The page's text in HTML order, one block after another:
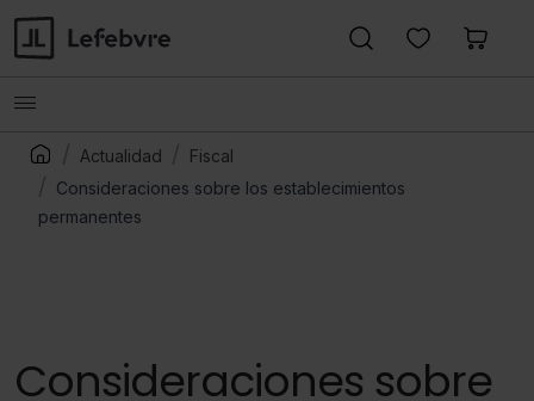
Actualidad
Fiscal
Consideraciones sobre los establecimientos
permanentes
Consideraciones sobre